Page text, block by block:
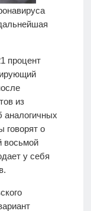
процент
из
аналогичных
говорят о
восьмой
у себя